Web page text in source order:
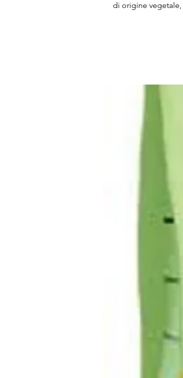
di origine vegetale,